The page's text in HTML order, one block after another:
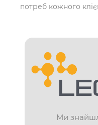
потреб кожного
Ми